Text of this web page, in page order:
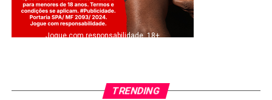
Jogue com responsabilidade. 18+
TRENDING